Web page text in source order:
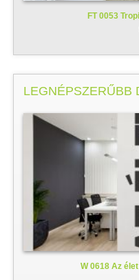
FT 0053
LEGNÉPSZERŰBB
W 0618 Az